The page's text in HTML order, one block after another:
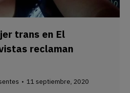
trans en El
reclaman
11 septiembre, 2020